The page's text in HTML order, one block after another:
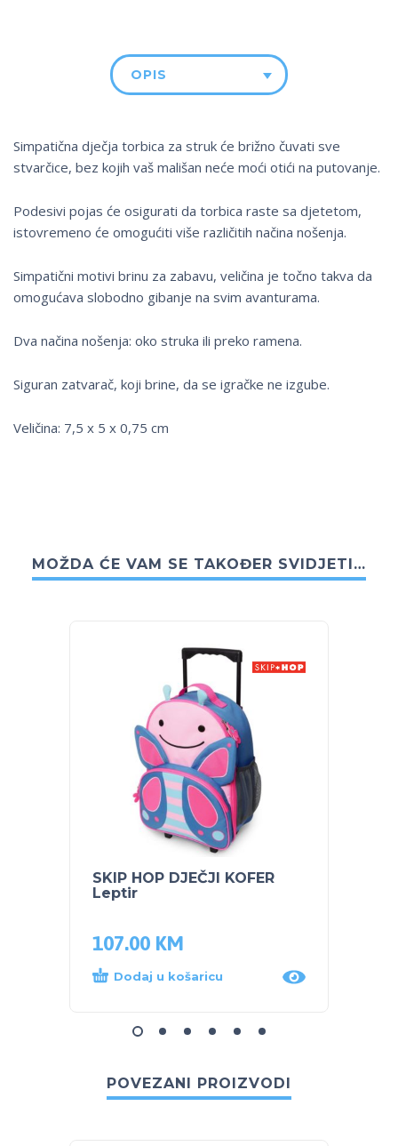
OPIS
Simpatična dječja torbica za struk će brižno čuvati sve
stvarčice, bez kojih vaš mališan neće moći otići na putovanje.
Podesivi pojas će osigurati da torbica raste sa djetetom,
istovremeno će omogućiti više različitih načina nošenja.
Simpatični motivi brinu za zabavu, veličina je točno takva da
omogućava slobodno gibanje na svim avanturama.
Dva načina nošenja: oko struka ili preko ramena.
Siguran zatvarač, koji brine, da se igračke ne izgube.
Veličina: 7,5 x 5 x 0,75 cm
MOŽDA ĆE VAM SE TAKOĐER SVIDJETI…
SKIP HOP DJEČJI KOFER
Leptir
107.00 KM
Dodaj u košaricu
POVEZANI PROIZVODI